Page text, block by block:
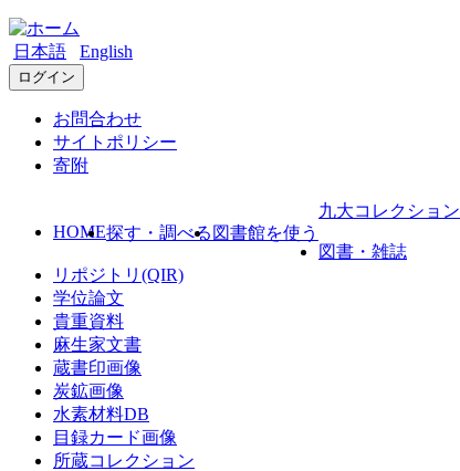
日本語 English
ログイン
お問合わせ
サイトポリシー
寄附
HOME探す・調べる 図書館を使う
九大コレクション
図書・雑誌
リポジトリ(QIR)
学位論文
貴重資料
麻生家文書
蔵書印画像
炭鉱画像
水素材料DB
目録カード画像
所蔵コレクション